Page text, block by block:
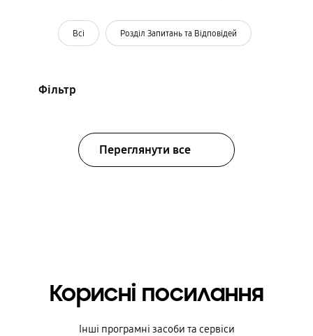
Всі Розділ Запитань та Відповідей
Фільтр
Переглянути все
Корисні посилання
Інші програмні засоби та сервіси